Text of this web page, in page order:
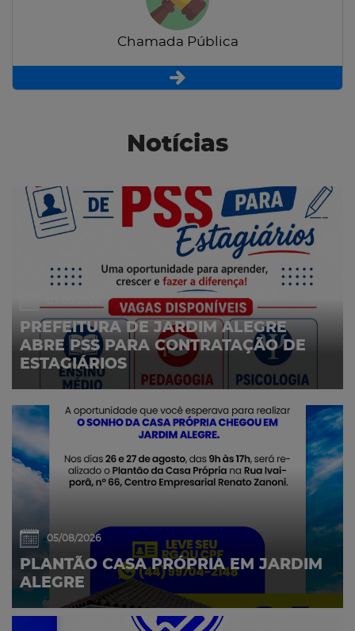
Chamada Pública
Notícias
PREFEITURA DE JARDIM ALEGRE
ABRE PSS PARA CONTRATAÇÃO DE
ESTAGIÁRIOS
05/08/2026
PLANTÃO CASA PRÓPRIA EM JARDIM
ALEGRE